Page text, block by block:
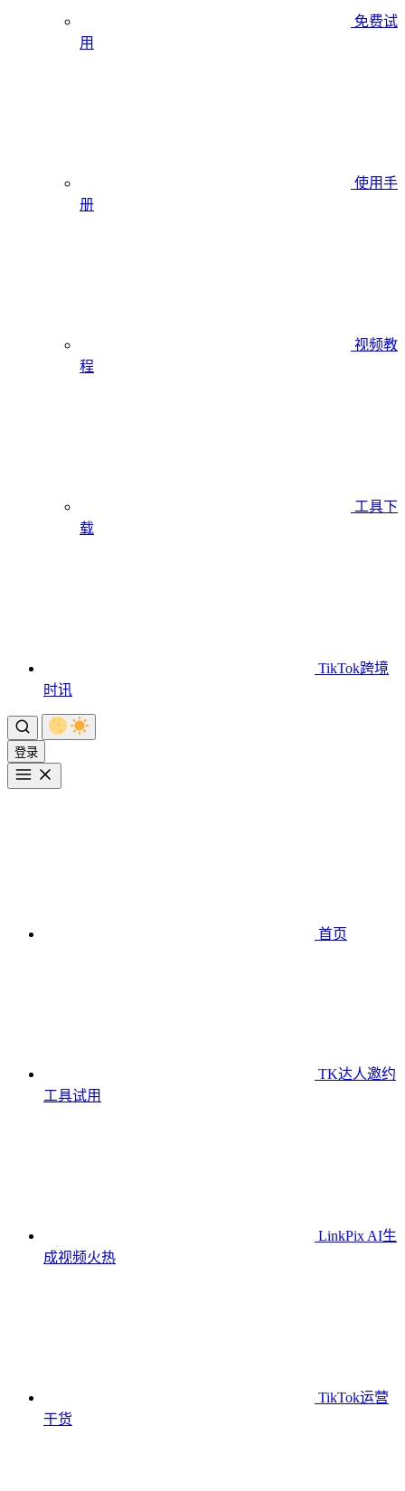
免费试
用
使用手
册
视频教
程
工具下
载
TikTok跨境
时讯
登录
首页
TK达人邀约
工具试用
LinkPix AI生
成视频火热
TikTok运营
干货